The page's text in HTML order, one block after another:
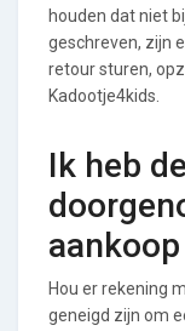
houden dat niet
geschreven, zijn
retour sturen,
Kadootje4kids.
Ik heb
Hou er rekening
geneigd zijn om